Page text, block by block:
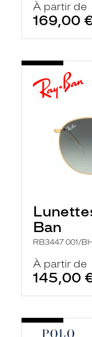
À partir de
169,00
Ban
RB3447 001/
À partir de
145,00